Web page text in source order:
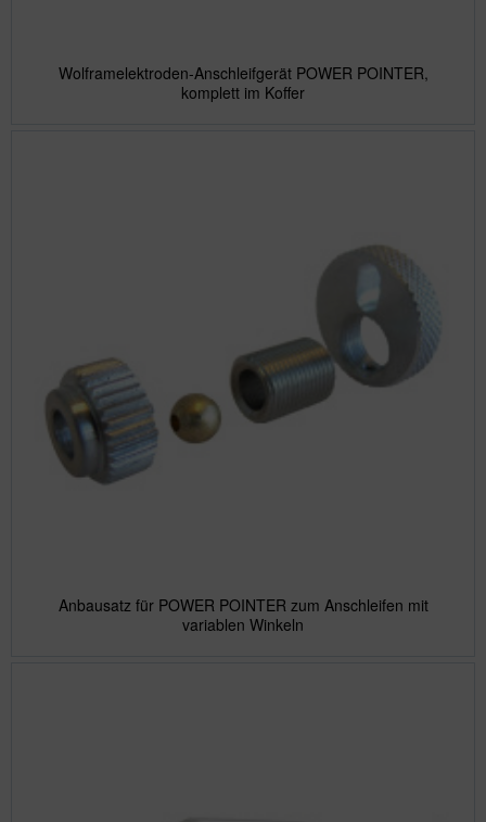
Wolframelektroden-Anschleifgerät POWER POINTER,
komplett im Koffer
Anbausatz für POWER POINTER zum Anschleifen mit
variablen Winkeln